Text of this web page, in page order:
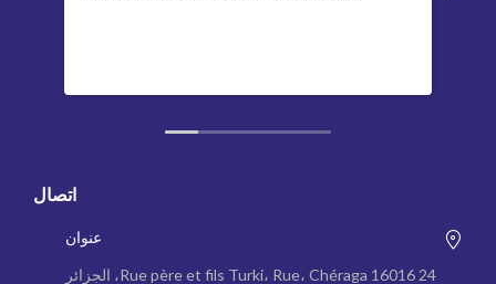
اتصال
عنوان
24 Rue père et fils Turki، Rue، Chéraga 16016، الجزائر